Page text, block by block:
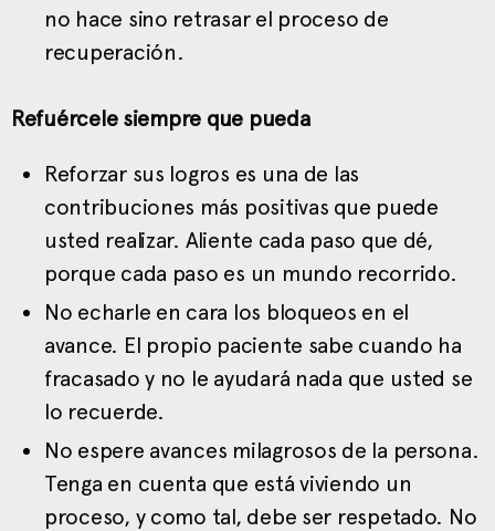
no hace sino retrasar el proceso de
recuperación.
Refuércele siempre que pueda
Reforzar sus logros es una de las
contribuciones más positivas que puede
usted realizar. Aliente cada paso que dé,
porque cada paso es un mundo recorrido.
No echarle en cara los bloqueos en el
avance. El propio paciente sabe cuando ha
fracasado y no le ayudará nada que usted se
lo recuerde.
No espere avances milagrosos de la persona.
Tenga en cuenta que está viviendo un
proceso, y como tal, debe ser respetado. No